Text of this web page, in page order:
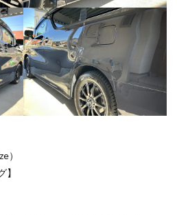
）
】